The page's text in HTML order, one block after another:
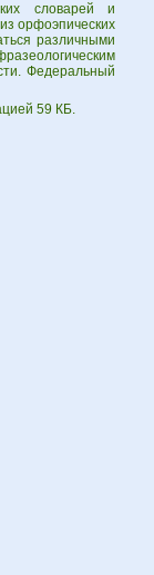
словарей и
орфоэпических
различными
Федеральный
59 КБ.